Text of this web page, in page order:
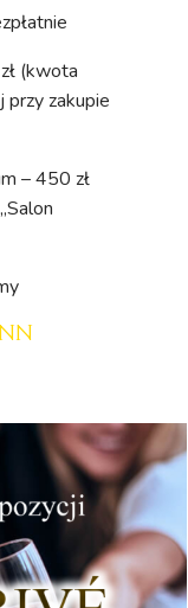
(kwota
przy zakupie
– 450 zł